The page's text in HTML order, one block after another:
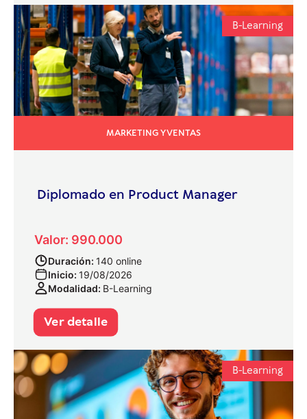
B-Learning
MARKETING Y VENTAS
Diplomado en Product Manager
Valor: 990.000
Duración: 140 online
Inicio: 19/08/2026
Modalidad: B-Learning
Ver detalle
B-Learning